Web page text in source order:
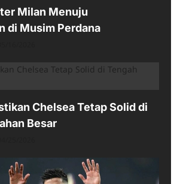
Milan Menuju
di Musim Perdana
Chelsea Tetap Solid di
Besar